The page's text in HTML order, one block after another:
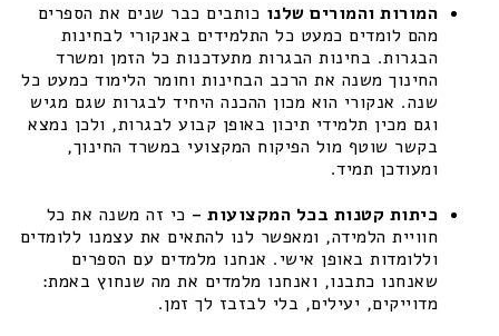
המורות והמורים שלנו כותבים כבר שנים את הספרים
מהם לומדים כמעט כל התלמידים באנקורי לבחינות
הבגרות. בחינות הבגרות מתעדכנות כל הזמן ומשרד
החינוך משנה את הרכב הבחינות וחומר הלימוד כמעט כל
שנה. אנקורי הוא מכון ההכנה היחיד לבגרות שגם מגיש
וגם מכין תלמידי תיכון באופן קבוע לבגרות, ולכן נמצא
בקשר שוטף מול הפיקוח המקצועי במשרד החינוך,
ומעודכן תמיד.
כיתות קטנות בכל המקצועות – כי זה משנה את כל
חוויית הלמידה, ומאפשר לנו להתאים את עצמנו ללומדים
וללומדות באופן אישי. אנחנו מלמדים עם הספרים
שאנחנו כתבנו, ואנחנו מלמדים את מה שנחוץ באמת:
מדוייקים, יעילים, בלי לבזבז לך זמן.